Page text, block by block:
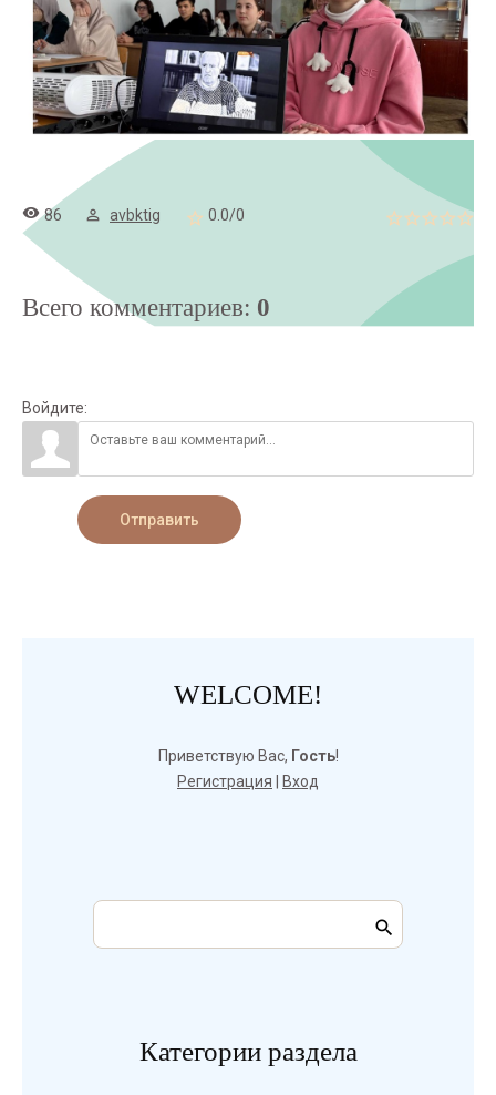
86 avbktig 0.0/0
Всего комментариев: 0
Войдите:
Отправить
WELCOME!
Приветствую Вас, Гость!
Регистрация
Вход
Категории раздела